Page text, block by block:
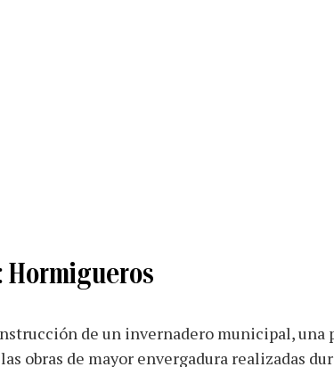
de un invernadero municipal, una
obras de mayor envergadura realizadas